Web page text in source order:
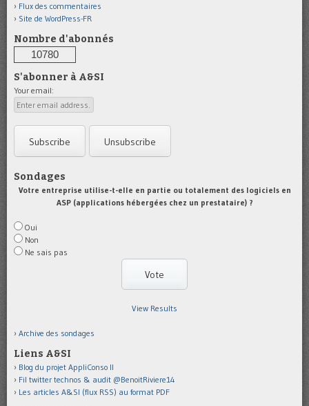
Flux des commentaires
Site de WordPress-FR
Nombre d'abonnés
10780
S'abonner à A&SI
Your email:
Sondages
Votre entreprise utilise-t-elle en partie ou totalement des logiciels en
ASP (applications hébergées chez un prestataire) ?
Oui
Non
Ne sais pas
View Results
Archive des sondages
Liens A&SI
Blog du projet AppliConso II
Fil twitter technos & audit @BenoitRiviere14
Les articles A&SI (flux RSS) au format PDF